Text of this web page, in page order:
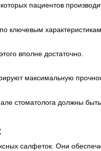
пациентов
ключевым характеристикам.
вполне достаточно.
максимальную
стоматолога должны
салфеток. Они